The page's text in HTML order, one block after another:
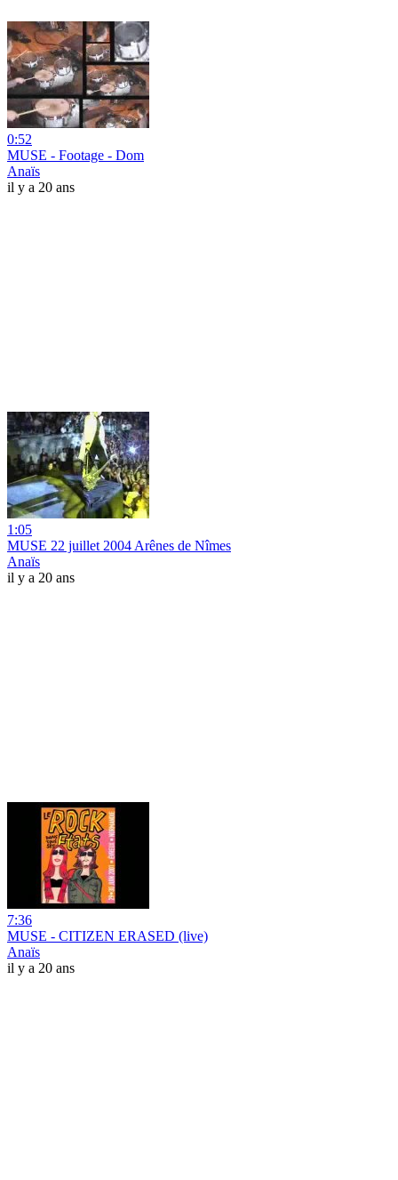
0:52
MUSE - Footage - Dom
Anaïs
il y a 20 ans
1:05
MUSE 22 juillet 2004 Arênes de Nîmes
Anaïs
il y a 20 ans
7:36
MUSE - CITIZEN ERASED (live)
Anaïs
il y a 20 ans